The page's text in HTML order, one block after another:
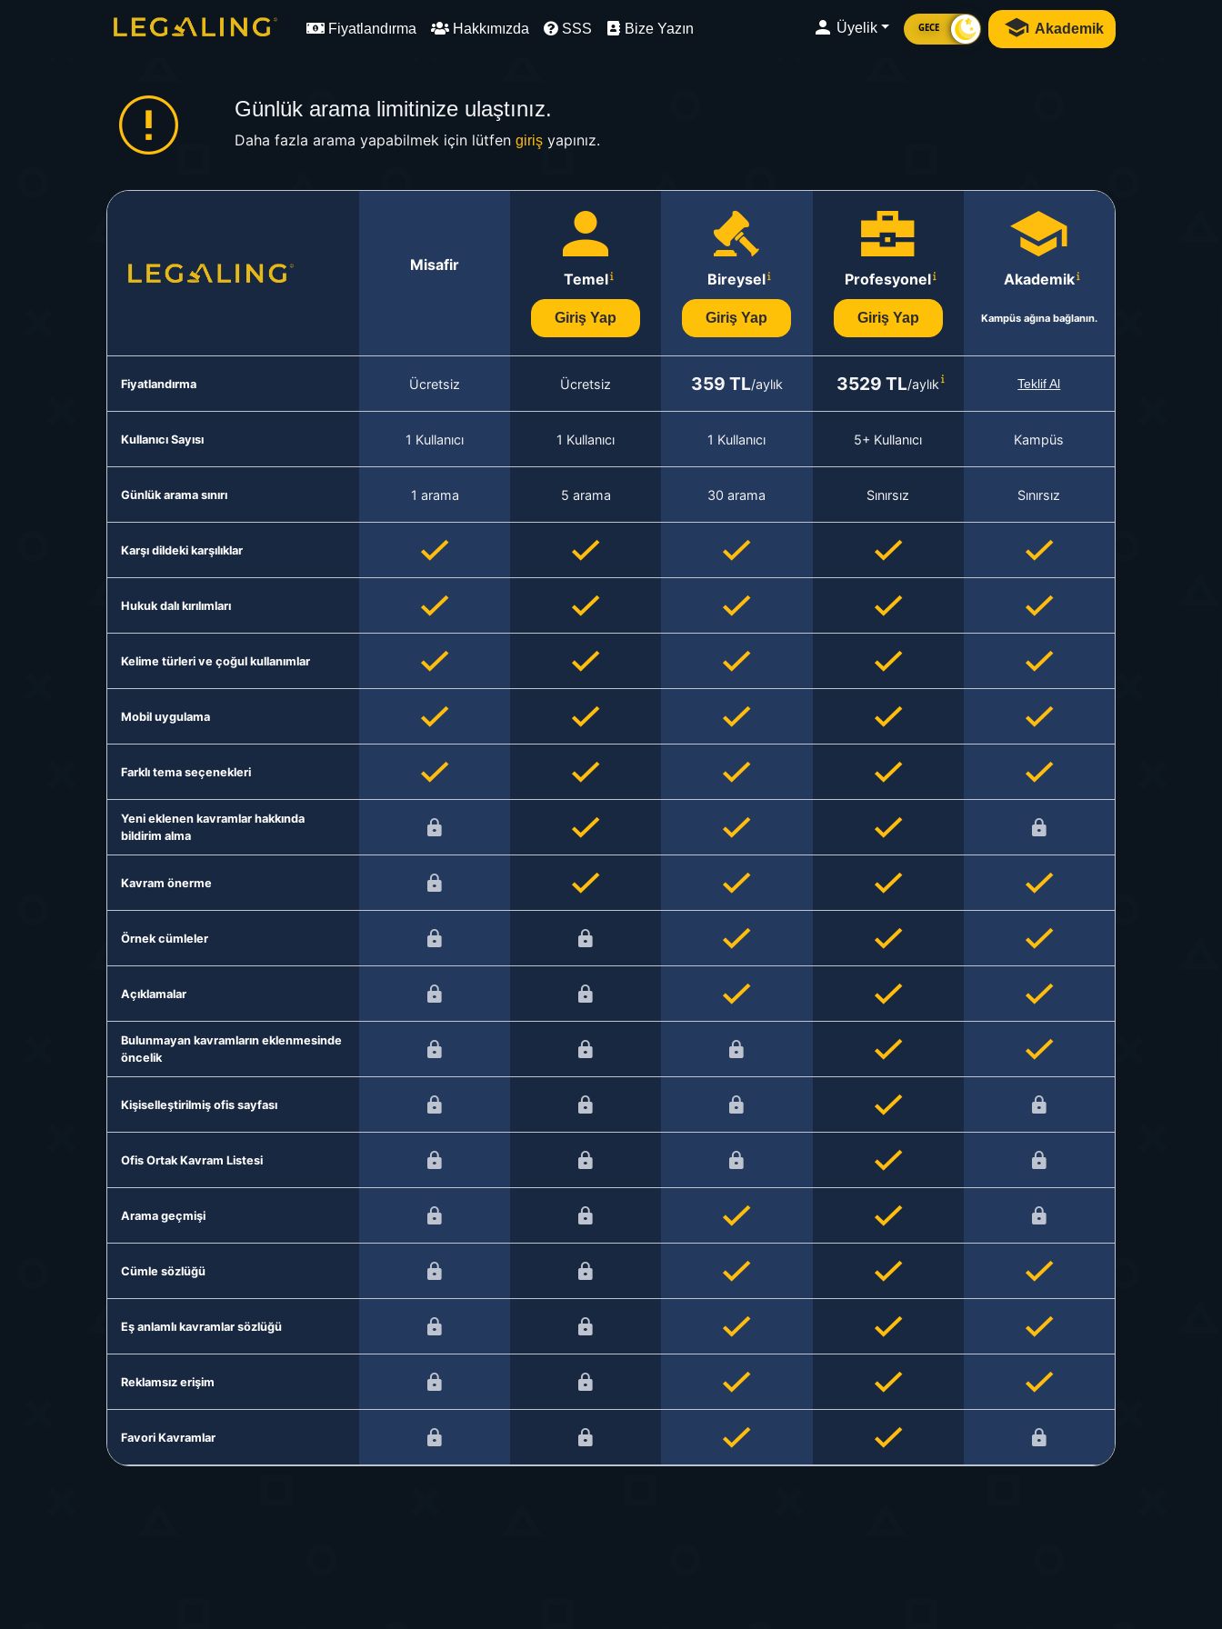
Fiyatlandırma Hakkımızda SSS Bize Yazın Üyelik GECE Akademik
Günlük arama limitinize ulaştınız.
Daha fazla arama yapabilmek için lütfen girişyapınız.
Misafir
Temel
Giriş Yap
Bireysel
Giriş Yap
Profesyonel
Giriş Yap
Akademik
Kampüs ağına bağlanın.
Fiyatlandırma Ücretsiz Ücretsiz 359 TL/aylık 3529 TL/aylık Teklif Al
Kullanıcı Sayısı 1 Kullanıcı 1 Kullanıcı 1 Kullanıcı 5+ Kullanıcı Kampüs
Günlük arama sınırı 1 arama 5 arama 30 arama Sınırsız Sınırsız
Karşı dildeki karşılıklar
Hukuk dalı kırılımları
Kelime türleri ve çoğul kullanımlar
Mobil uygulama
Farklı tema seçenekleri
Yeni eklenen kavramlar hakkında
bildirim alma
Kavram önerme
Örnek cümleler
Açıklamalar
Bulunmayan kavramların eklenmesinde
öncelik
Kişiselleştirilmiş ofis sayfası
Ofis Ortak Kavram Listesi
Arama geçmişi
Cümle sözlüğü
Eş anlamlı kavramlar sözlüğü
Reklamsız erişim
Favori Kavramlar